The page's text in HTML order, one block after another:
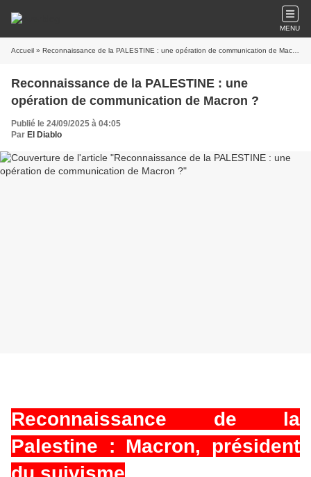
MENU
Accueil » Reconnaissance de la PALESTINE : une opération de communication de Macron ?
Reconnaissance de la PALESTINE : une
opération de communication de Macron ?
Publié le 24/09/2025 à 04:05
Par El Diablo
Reconnaissance de la
Palestine : Macron, président